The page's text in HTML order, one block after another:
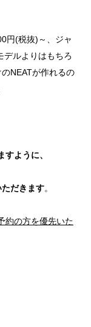
円(税抜)～、ジャ
デルよりはもちろ
NEATが作れるの
ように、
ただきます。
約の方を優先いた